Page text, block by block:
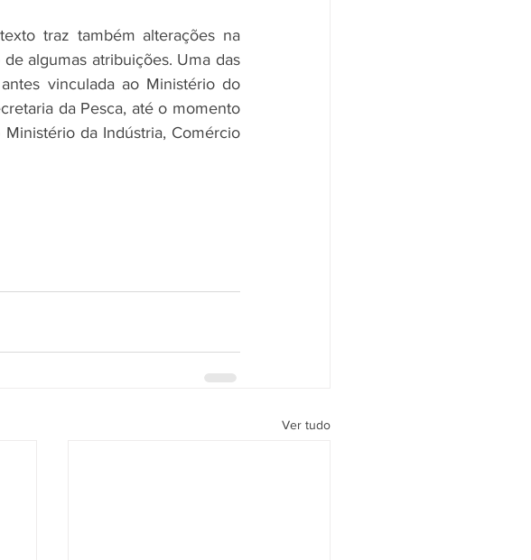
traz também alterações na
algumas atribuições. Uma das
vinculada ao Ministério do
da Pesca, até o momento
da Indústria, Comércio
Ver tudo